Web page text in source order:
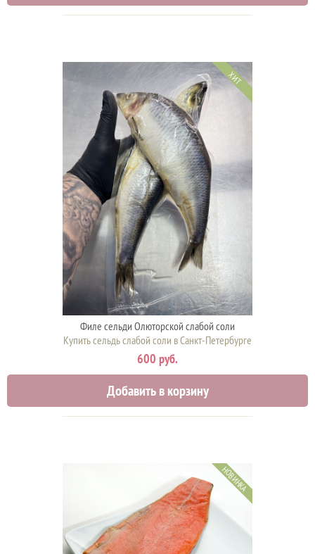
ХИТ
Филе сельди Олюторской слабой соли
Купить сельдь слабой соли в Санкт-Петербурге
600 руб.
Добавить в корзину
НОВИНКА